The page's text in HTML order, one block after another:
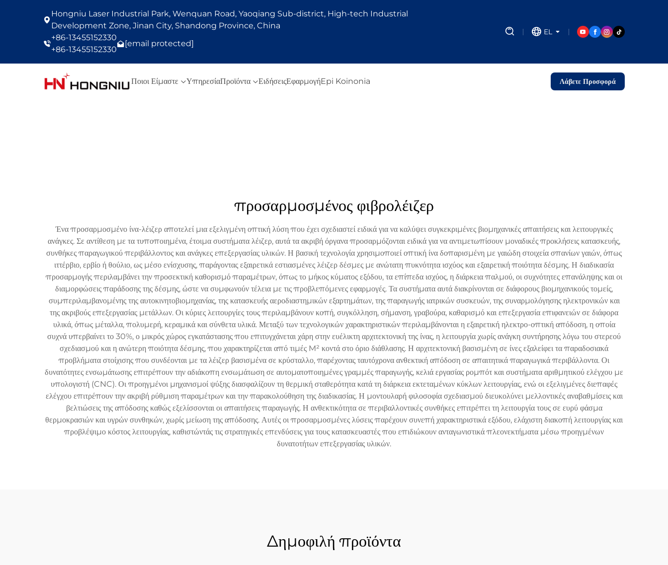
Hongniu Laser Industrial Park, Wenquan Road, Yaoqiang Sub-district, High-tech Industrial
Development Zone, Jinan City, Shandong Province, China
+86-13455152330
+86-13455152330
[email protected]
EL
Ποιοι Είμαστε ΥπηρεσίαΠροϊόντα ΕιδήσειςΕφαρμογήEpi Koinonia Λάβετε Προσφορά
προσαρμοσμένος φιβρολέιζερ
Ένα προσαρμοσμένο ίνα-λέιζερ αποτελεί μια εξελιγμένη οπτική λύση που έχει σχεδιαστεί ειδικά για να καλύψει συγκεκριμένες βιομηχανικές απαιτήσεις και λειτουργικές
ανάγκες. Σε αντίθεση με τα τυποποιημένα, έτοιμα συστήματα λέιζερ, αυτά τα ακριβή όργανα προσαρμόζονται ειδικά για να αντιμετωπίσουν μοναδικές προκλήσεις κατασκευής,
συνθήκες παραγωγικού περιβάλλοντος και ανάγκες επεξεργασίας υλικών. Η βασική τεχνολογία χρησιμοποιεί οπτική ίνα δοπαρισμένη με γαιώδη στοιχεία σπανίων γαιών, όπως
ιττέρβιο, ερβίο ή θούλιο, ως μέσο ενίσχυσης, παράγοντας εξαιρετικά εστιασμένες λέιζερ δέσμες με ανώτατη πυκνότητα ισχύος και εξαιρετική ποιότητα δέσμης. Η διαδικασία
προσαρμογής περιλαμβάνει την προσεκτική καθορισμό παραμέτρων, όπως το μήκος κύματος εξόδου, τα επίπεδα ισχύος, η διάρκεια παλμού, οι συχνότητες επανάληψης και οι
διαμορφώσεις παράδοσης της δέσμης, ώστε να συμφωνούν τέλεια με τις προβλεπόμενες εφαρμογές. Τα συστήματα αυτά διακρίνονται σε διάφορους βιομηχανικούς τομείς,
συμπεριλαμβανομένης της αυτοκινητοβιομηχανίας, της κατασκευής αεροδιαστημικών εξαρτημάτων, της παραγωγής ιατρικών συσκευών, της συναρμολόγησης ηλεκτρονικών και
της ακριβούς επεξεργασίας μετάλλων. Οι κύριες λειτουργίες τους περιλαμβάνουν κοπή, συγκόλληση, σήμανση, γραβούρα, καθαρισμό και επεξεργασία επιφανειών σε διάφορα
υλικά, όπως μέταλλα, πολυμερή, κεραμικά και σύνθετα υλικά. Μεταξύ των τεχνολογικών χαρακτηριστικών περιλαμβάνονται η εξαιρετική ηλεκτρο-οπτική απόδοση, η οποία
συχνά υπερβαίνει το 30%, ο μικρός χώρος εγκατάστασης που επιτυγχάνεται χάρη στην ευέλικτη αρχιτεκτονική της ίνας, η λειτουργία χωρίς ανάγκη συντήρησης λόγω του στερεού
σχεδιασμού και η ανώτερη ποιότητα δέσμης, που χαρακτηρίζεται από τιμές M² κοντά στο όριο διάθλασης. Η αρχιτεκτονική βασισμένη σε ίνες εξαλείφει τα παραδοσιακά
προβλήματα στοίχισης που συνδέονται με τα λέιζερ βασισμένα σε κρύσταλλο, παρέχοντας ταυτόχρονα ανθεκτική απόδοση σε απαιτητικά παραγωγικά περιβάλλοντα. Οι
δυνατότητες ενσωμάτωσης επιτρέπουν την αδιάκοπη ενσωμάτωση σε αυτοματοποιημένες γραμμές παραγωγής, κελιά εργασίας ρομπότ και συστήματα αριθμητικού ελέγχου με
υπολογιστή (CNC). Οι προηγμένοι μηχανισμοί ψύξης διασφαλίζουν τη θερμική σταθερότητα κατά τη διάρκεια εκτεταμένων κύκλων λειτουργίας, ενώ οι εξελιγμένες διεπαφές
ελέγχου επιτρέπουν την ακριβή ρύθμιση παραμέτρων και την παρακολούθηση της διαδικασίας. Η μοντουλαρή φιλοσοφία σχεδιασμού διευκολύνει μελλοντικές αναβαθμίσεις και
βελτιώσεις της απόδοσης καθώς εξελίσσονται οι απαιτήσεις παραγωγής. Η ανθεκτικότητα σε περιβαλλοντικές συνθήκες επιτρέπει τη λειτουργία τους σε ευρύ φάσμα
θερμοκρασιών και υγρών συνθηκών, χωρίς μείωση της απόδοσης. Αυτές οι προσαρμοσμένες λύσεις παρέχουν συνεπή χαρακτηριστικά εξόδου, ελάχιστη διακοπή λειτουργίας και
προβλέψιμο κόστος λειτουργίας, καθιστώντάς τις στρατηγικές επενδύσεις για τους κατασκευαστές που επιδιώκουν ανταγωνιστικά πλεονεκτήματα μέσω προηγμένων
δυνατοτήτων επεξεργασίας υλικών.
Δημοφιλή προϊόντα